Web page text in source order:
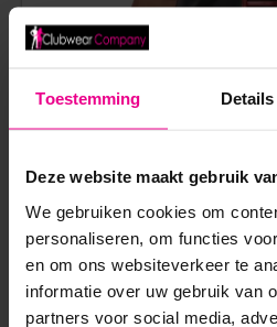
Toestemming Details
Deze website maakt gebruik
We gebruiken cookies om
personaliseren, om functies
en om ons websiteverkeer te
informatie over uw gebruik van
partners voor social media,
ZWART
Op
€54,95